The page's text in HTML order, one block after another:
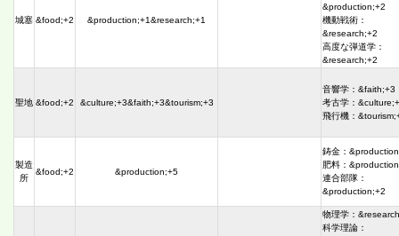
城塞 &food;+2 &production;+1&research;+1
&production;+2
機動戦術：
&research;+2
高度な弾道学：
&research;+2
聖地 &food;+2 &culture;+3&faith;+3&tourism;+3
音響学：&faith;+3
考古学：
飛行機：
製造
所
&food;+2 &production;+5
鋳金：
肥料：
連合部隊：
&production;+2
物理学：
科学理論：